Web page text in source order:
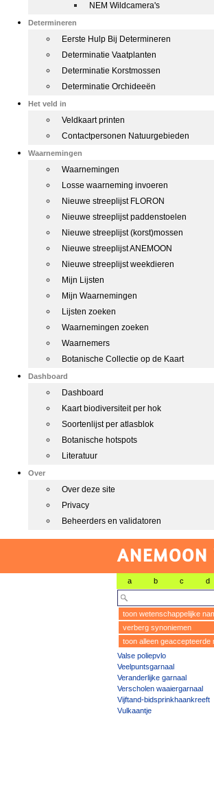
NEM Wildcamera's
Determineren
Eerste Hulp Bij Determineren
Determinatie Vaatplanten
Determinatie Korstmossen
Determinatie Orchideeën
Het veld in
Veldkaart printen
Contactpersonen Natuurgebieden
Waarnemingen
Waarnemingen
Losse waarneming invoeren
Nieuwe streeplijst FLORON
Nieuwe streeplijst paddenstoelen
Nieuwe streeplijst (korst)mossen
Nieuwe streeplijst ANEMOON
Nieuwe streeplijst weekdieren
Mijn Lijsten
Mijn Waarnemingen
Lijsten zoeken
Waarnemingen zoeken
Waarnemers
Botanische Collectie op de Kaart
Dashboard
Dashboard
Kaart biodiversiteit per hok
Soortenlijst per atlasblok
Botanische hotspots
Literatuur
Over
Over deze site
Privacy
Beheerders en validatoren
a b c d
toon wetenschappelijke
verberg synoniemen
toon alleen geaccepteerde
Valse poliepvlo
Veelpuntsgarnaal
Veranderlijke garnaal
Verscholen waaiergarnaal
Vijftand-bidsprinkhaankreeft
Vulkaantje